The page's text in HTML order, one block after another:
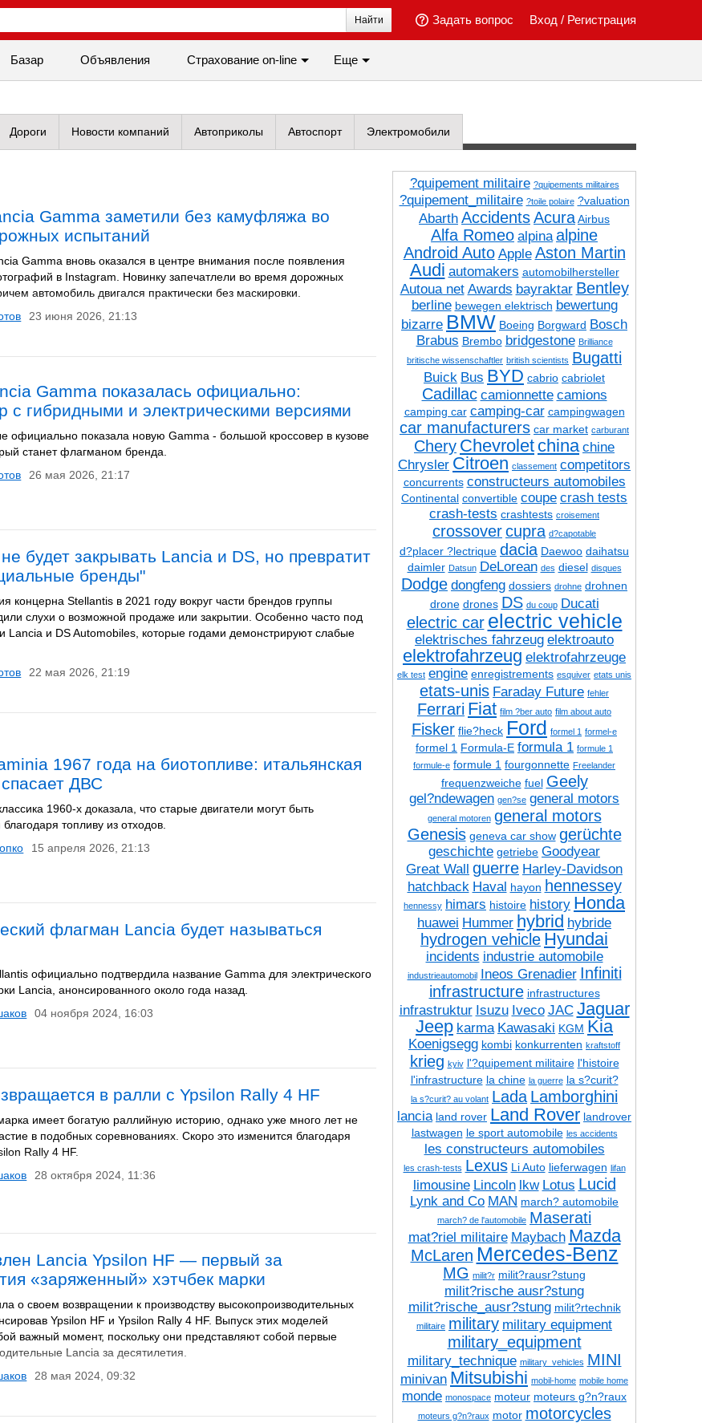
Вход / Регистрация
Задать вопрос
Найти
Базар Объявления Cтрахование on-line Еще
Дороги Новости компаний Автоприколы Автоспорт Электромобили
Gamma заметили без камуфляжа во
испытаний
Gamma вновь оказался в центре внимания после появления
в Instagram. Новинку запечатлели во время дорожных
автомобиль двигался практически без маскировки.
23 июня 2026, 21:13
Gamma показалась официально:
с гибридными и электрическими версиями
официально показала новую Gamma - большой кроссовер в кузове
станет флагманом бренда.
26 мая 2026, 21:17
будет закрывать Lancia и DS, но превратит
бренды"
концерна Stellantis в 2021 году вокруг части брендов группы
слухи о возможной продаже или закрытии. Особенно часто под
Lancia и DS Automobiles, которые годами демонстрируют слабые
22 мая 2026, 21:19
1967 года на биотопливе: итальянская
спасает ДВС
1960-х доказала, что старые двигатели могут быть
топливу из отходов.
15 апреля 2026, 21:13
флагман Lancia будет называться
официально подтвердила название Gamma для электрического
Lancia, анонсированного около года назад.
04 ноября 2024, 16:03
в ралли с Ypsilon Rally 4 HF
имеет богатую раллийную историю, однако уже много лет не
в подобных соревнованиях. Скоро это изменится благодаря
Rally 4 HF.
28 октября 2024, 11:36
Lancia Ypsilon HF — первый за
«заряженный» хэтчбек марки
о своем возвращении к производству высокопроизводительных
Ypsilon HF и Ypsilon Rally 4 HF. Выпуск этих моделей
важный момент, поскольку они представляют собой первые
Lancia за десятилетия.
28 мая 2024, 09:32
?quipement militaire ?quipements militaires
?quipement_militaire ?toile polaire ?valuation
Abarth AccidentsAcuraAirbus
Alfa Romeo alpina alpine
Android Auto Apple Aston Martin
Audi automakers automobilhersteller
Autoua net Awards bayraktar Bentley
berline bewegen elektrisch bewertung
bizarre BMW Boeing Borgward Bosch
Brabus Brembo bridgestone Brilliance
britische wissenschaftler british scientists Bugatti
Buick Bus BYD cabrio cabriolet
Cadillac camionnette camions
camping car camping-car campingwagen
car manufacturers car market carburant
Chery Chevrolet china chine
Chrysler Citroen classement competitors
concurrents constructeurs automobiles
Continental convertible coupe crash tests
crash-tests crashtests croisement
crossovercupra d?capotable
d?placer ?lectrique dacia Daewoo daihatsu
daimler Datsun DeLorean des diesel disques
Dodge dongfeng dossiers drohne drohnen
drone drones DS du coup Ducati
electric car electric vehicle
elektrisches fahrzeug elektroauto
elektrofahrzeug elektrofahrzeuge
elk test engine enregistrements esquiver etats unis
etats-unis Faraday Future fehler
Ferrari Fiat film ?ber auto film about auto
Fisker flie?heck Ford formel 1 formel-e
formel 1 Formula-E formula 1 formule 1
formule-e formule 1 fourgonnette Freelander
frequenzweiche fuel Geely
gel?ndewagen gen?se general motors
general motoren general motors
Genesis geneva car show gerüchte
geschichte getriebe Goodyear
Great Wall guerre Harley-Davidson
hatchback Haval hayon hennessey
hennessy himars histoire history Honda
huawei Hummer hybrid hybride
hydrogen vehicle Hyundai
incidents industrie automobile
industrieautomobil Ineos Grenadier Infiniti
infrastructure infrastructures
infrastruktur Isuzu Iveco JAC Jaguar
Jeep karma Kawasaki KGM Kia
Koenigsegg kombi konkurrenten kraftstoff
krieg kyiv l'?quipement militaire l'histoire
l'infrastructure la chine la guerre la s?curit?
la s?curit? au volant Lada Lamborghini
lancia land rover Land Rover landrover
lastwagen le sport automobile les accidents
les constructeurs automobiles
les crash-tests Lexus Li Auto lieferwagen lifan
limousine Lincoln lkw Lotus Lucid
Lynk and Co MAN march? automobile
march? de l'automobile Maserati
mat?riel militaire Maybach Mazda
McLaren Mercedes-Benz
MG milit?r milit?rausr?stung
milit?rische ausr?stung
milit?rische_ausr?stung milit?rtechnik
militaire military military equipment
military_equipment
military_technique military_vehicles MINI
minivan Mitsubishi mobil-home mobile home
monde monospace moteur moteurs g?n?raux
moteurs g?n?raux motor motorcycles